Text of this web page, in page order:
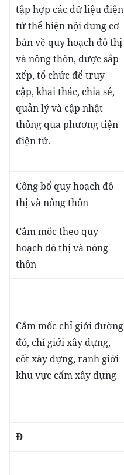
tập hợp các dữ liệu điện
tử thể hiện nội dung cơ
bản về quy hoạch đô thị
và nông thôn, được sắp
xếp, tổ chức để truy
cập, khai thác, chia sẻ,
quản lý và cập nhật
thông qua phương tiện
điện tử.
Công bố quy hoạch đô
thị và nông thôn
Cắm mốc theo quy
hoạch đô thị và nông
thôn
Cắm mốc chỉ giới đường
đỏ, chỉ giới xây dựng,
cốt xây dựng, ranh giới
khu vực cấm xây dựng
Đ